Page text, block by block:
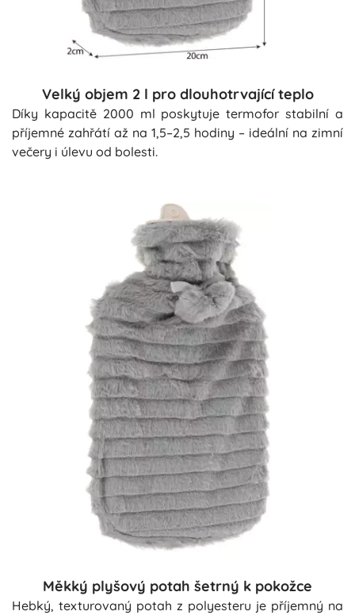
Velký objem 2 l pro dlouhotrvající teplo
Díky kapacitě 2000 ml poskytuje termofor stabilní a
příjemné zahřátí až na 1,5–2,5 hodiny – ideální na zimní
večery i úlevu od bolesti.
Měkký plyšový potah šetrný k pokožce
Hebký, texturovaný potah z polyesteru je příjemný na